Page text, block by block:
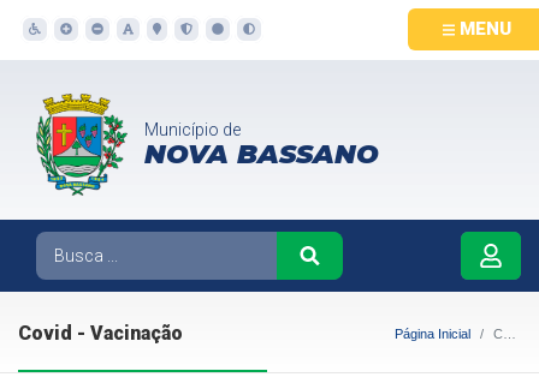
MENU
Município de
NOVA BASSANO
Covid - Vacinação Página Inicial Covid - Vacinação